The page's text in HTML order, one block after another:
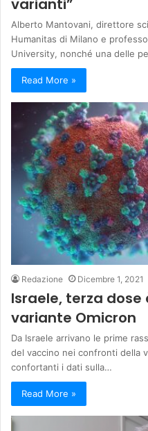
Alberto Mantovani, direttore
Humanitas di Milano e
University, nonché una delle
Read More »
Redazione Dicembre 1, 2021
Israele, terza
variante Omicron
Da Israele arrivano le prime
del vaccino nei confronti della
confortanti i dati sulla…
Read More »